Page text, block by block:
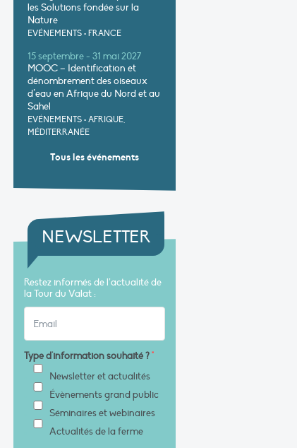
les Solutions fondée sur la
Nature
EVÉNEMENTS • FRANCE
15 septembre - 31 mai 2027
MOOC – Identification et
dénombrement des oiseaux
d’eau en Afrique du Nord et au
Sahel
EVÉNEMENTS • AFRIQUE,
MÉDITERRANÉE
Tous les événements
NEWSLETTER
Restez informés de l’actualité de
la Tour du Valat :
Type d'information souhaité ?*
Newsletter et actualités
Évènements grand public
Séminaires et webinaires
Actualités de la ferme